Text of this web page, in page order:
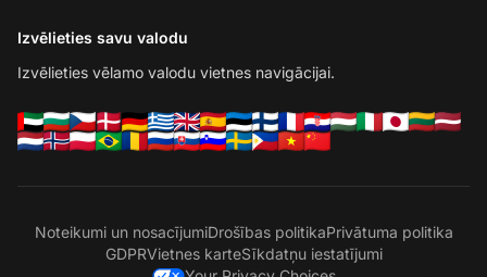
Izvēlieties savu valodu
Izvēlieties vēlamo valodu vietnes navigācijai.
Noteikumi un nosacījumiDrošības politikaPrivātuma politika
GDPRVietnes karteSīkdatņu iestatījumi